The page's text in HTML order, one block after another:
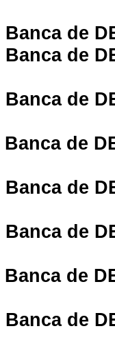
Banca de
Banca de
Banca de
Banca de
Banca de
Banca de
Banca de
Banca de